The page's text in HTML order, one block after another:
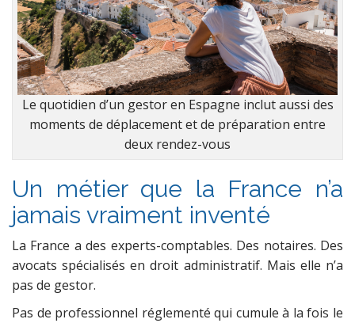
Le quotidien d’un gestor en Espagne inclut aussi des
moments de déplacement et de préparation entre
deux rendez-vous
Un métier que la France n’a
jamais vraiment inventé
La France a des experts-comptables. Des notaires. Des
avocats spécialisés en droit administratif. Mais elle n’a
pas de gestor.
Pas de professionnel réglementé qui cumule à la fois le